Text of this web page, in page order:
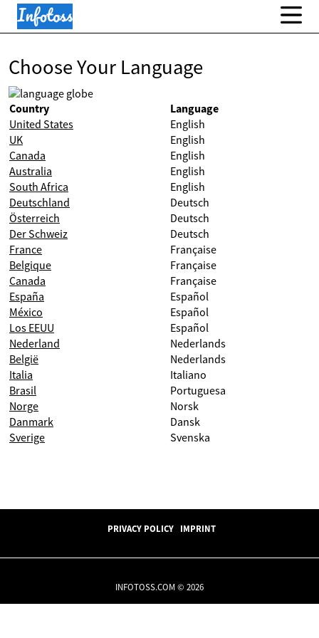
Choose Your Language
Country
Language
United States
English
UK
English
Canada
English
Australia
English
South Africa
English
Deutschland
Deutsch
Österreich
Deutsch
Der Schweiz
Deutsch
France
Française
Belgique
Française
Canada
Française
España
Español
México
Español
Los EEUU
Español
Nederland
Nederlands
België
Nederlands
Italia
Italiano
Brasil
Portuguesa
Norge
Norsk
Danmark
Dansk
Sverige
Svenska
PRIVACY POLICY IMPRINT
INFOTOSS.COM © 2026